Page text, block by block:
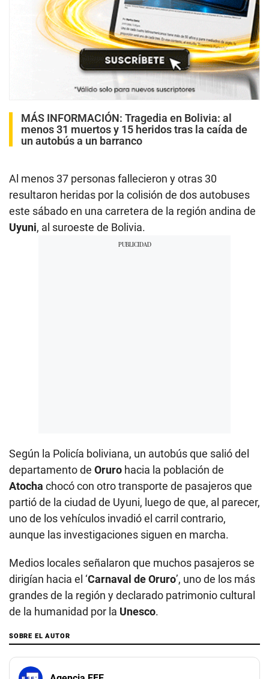
MÁS INFORMACIÓN: Tragedia en Bolivia: al
menos 31 muertos y 15 heridos tras la caída de
un autobús a un barranco
Al menos 37 personas fallecieron y otras 30
resultaron heridas por la colisión de dos autobuses
este sábado en una carretera de la región andina de
Uyuni, al suroeste de Bolivia.
Según la Policía boliviana, un autobús que salió del
departamento de Oruro hacia la población de
Atocha chocó con otro transporte de pasajeros que
partió de la ciudad de Uyuni, luego de que, al parecer,
uno de los vehículos invadió el carril contrario,
aunque las investigaciones siguen en marcha.
Medios locales señalaron que muchos pasajeros se
dirigían hacia el ‘Carnaval de Oruro’, uno de los más
grandes de la región y declarado patrimonio cultural
de la humanidad por la Unesco.
SOBRE EL AUTOR